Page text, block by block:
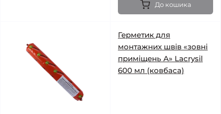
До кошика
Герметик для
монтажних швів «зовні
приміщень А» Lacrysil
600 мл (ковбаса)